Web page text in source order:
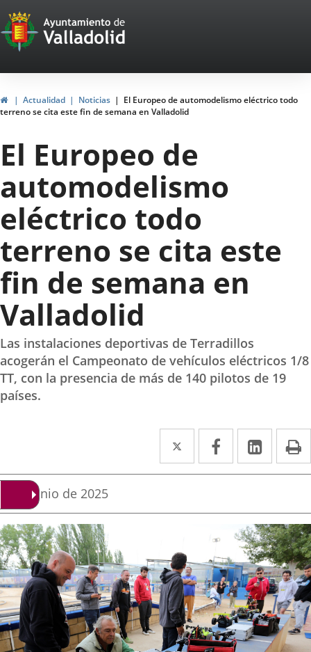
Portal
Web
del
Ayuntamiento
de
Valladolid
InicioActualidad Noticias
El Europeo de automodelismo eléctrico todo
terreno se cita este fin de semana en Valladolid
El Europeo de
automodelismo
eléctrico todo
terreno se cita este
fin de semana en
Valladolid
Las instalaciones deportivas de Terradillos
acogerán el Campeonato de vehículos eléctricos 1/8
TT, con la presencia de más de 140 pilotos de 19
países.
Twitter
Enlace
a
aplicación
externa.
Facebook
Enlace
a
aplicación
externa.
Enlace
a
Fecha
de
la
noticia
5 de junio de 2025